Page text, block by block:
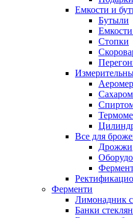
Емкости и
Бутыли
Стопки
Все для
Дрожжи
Ферменти
Лимонадник
Банки